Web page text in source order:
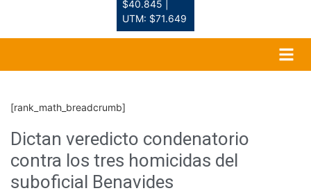
$40.845 |
UTM: $71.649
[rank_math_breadcrumb]
Dictan veredicto condenatorio
contra los tres homicidas del
suboficial Benavides